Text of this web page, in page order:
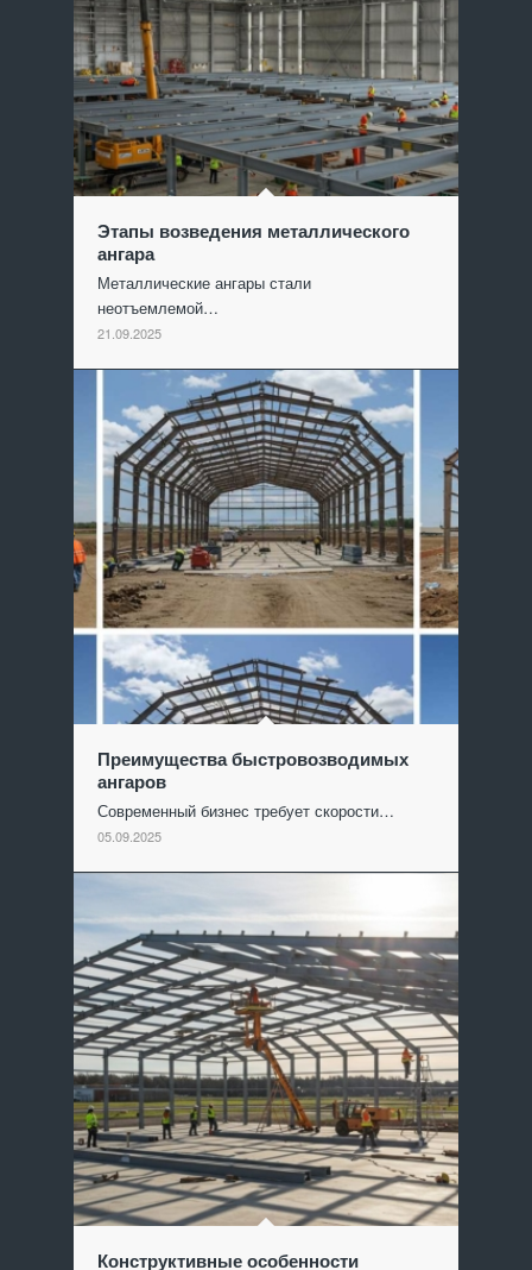
Этапы возведения металлического
ангара
Металлические ангары стали
неотъемлемой…
21.09.2025
Преимущества быстровозводимых
ангаров
Современный бизнес требует скорости…
05.09.2025
Конструктивные особенности